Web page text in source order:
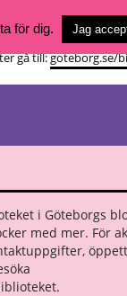
söka böcker, logga in
eller nå
gå till:goteborg.se/
i Göteborgs
med mer. För
.
för dig. Jag